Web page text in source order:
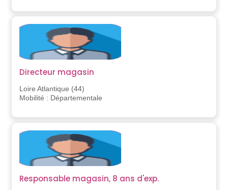
Directeur magasin
Loire Atlantique (44)
Mobilité : Départementale
Responsable magasin, 8 ans d'exp.